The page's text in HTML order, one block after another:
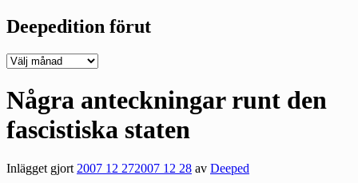
Deepedition förut
Deepedition
Några anteckningar runt den
fascistiska staten
Inlägget gjort2007 12 272007 12 28 av Deeped